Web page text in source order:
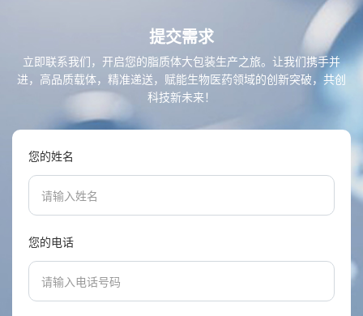
提交需求
立即联系我们，开启您的脂质体大包装生产之旅。让我们携手并
进，高品质载体，精准递送，赋能生物医药领域的创新突破，共创
科技新未来！
您的姓名
您的电话